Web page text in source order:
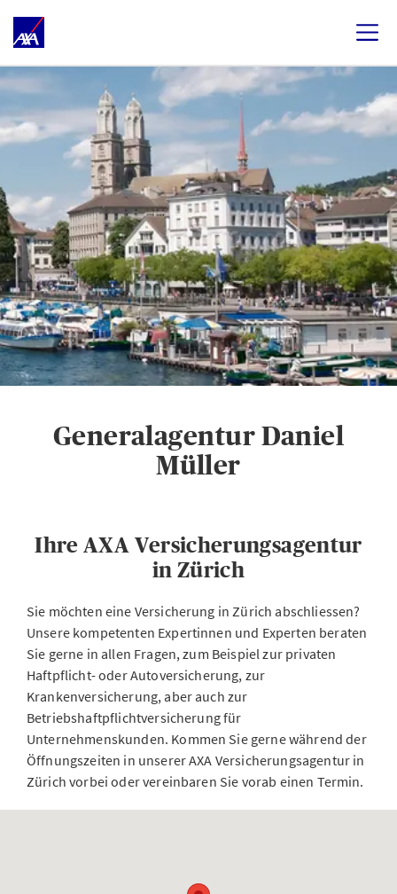
Generalagentur Daniel
Müller
Ihre AXA Versicherungsagentur
in Zürich
Sie möchten eine Versicherung in Zürich abschliessen?
Unsere kompetenten Expertinnen und Experten beraten
Sie gerne in allen Fragen, zum Beispiel zur privaten
Haftpflicht- oder Autoversicherung, zur
Krankenversicherung, aber auch zur
Betriebshaftpflichtversicherung für
Unternehmenskunden. Kommen Sie gerne während der
Öffnungszeiten in unserer AXA Versicherungsagentur in
Zürich vorbei oder vereinbaren Sie vorab einen Termin.